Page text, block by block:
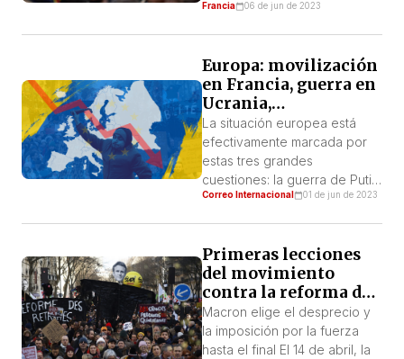
de junio será una nueva
previsional y contra Macron.
Fabiana Stefanoni, dirigente
de la LIT-Cuarta International
y directora del sitio web
alternativacomunista.org, se
reunió en París con Michaël
Lenoir, compañero […]
Francia 06 de jun de 2023
Europa: movilización
en Francia, guerra en
Ucrania,
estancamiento
económico
La situación europea está
efectivamente marcada por
estas tres grandes
cuestiones: la guerra de Putin
contra Ucrania, la gran
económico que atraviesa el
continente. Un estancamiento
acompañado de una fuerte
inflación y de una banca en
crisis (Crédit Suisse, Deutsche
Bank) que podría llegar a
Correo Internacional 01 de jun de 2023
Primeras lecciones
del movimiento
contra la reforma de
las pensiones en
Francia
Macron elige el desprecio y
la imposición por la fuerza
hasta el final El 14 de abril, la